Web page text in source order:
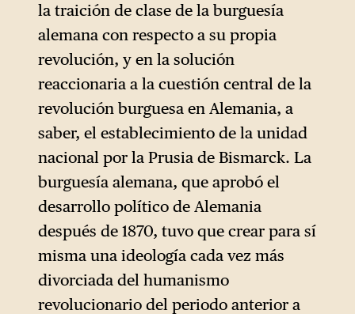
la traición de clase de la burguesía
alemana con respecto a su propia
revolución, y en la solución
reaccionaria a la cuestión central de la
revolución burguesa en Alemania, a
saber, el establecimiento de la unidad
nacional por la Prusia de Bismarck. La
burguesía alemana, que aprobó el
desarrollo político de Alemania
después de 1870, tuvo que crear para sí
misma una ideología cada vez más
divorciada del humanismo
revolucionario del periodo anterior a